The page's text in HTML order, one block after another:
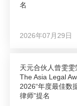
名
2026年07月29日
天元合伙人曾雯雯
The Asia Legal
2026“年度最佳数
律师”提名